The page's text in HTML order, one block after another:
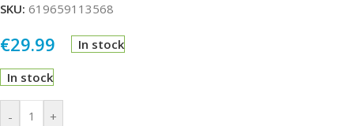
SKU: 619659113568
€29.99 In stock
In stock
- +
Alternative: